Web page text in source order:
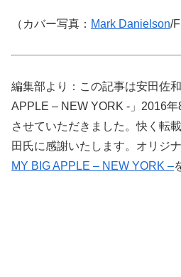
（カバー写真： Mark Danielson/
編集部より：この記事は安田佐
APPLE – NEW YORK -」2016
させていただきました。快く転
田氏に感謝いたします。オリジ
MY BIG APPLE – NEW YORK –